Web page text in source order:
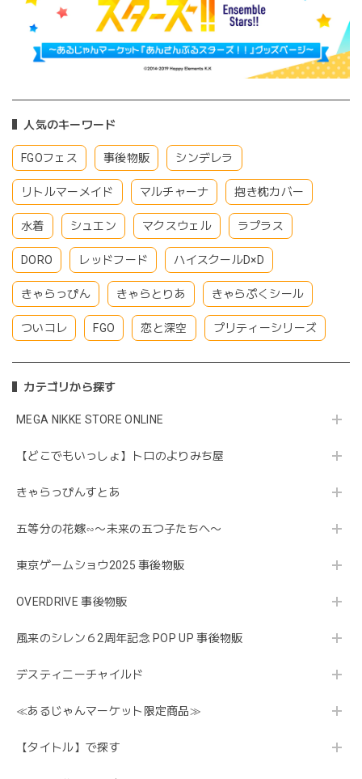
人気のキーワード
FGOフェス 事後物販 シンデレラ
リトルマーメイド マルチャーナ 抱き枕カバー
水着 シュエン マクスウェル ラプラス
DORO レッドフード ハイスクールD×D
きゃらっぴん きゃらとりあ きゃらぷくシール
ついコレ FGO 恋と深空 プリティーシリーズ
カテゴリから探す
MEGA NIKKE STORE ONLINE
【どこでもいっしょ】トロのよりみち屋
きゃらっぴんすとあ
五等分の花嫁∽〜未来の五つ子たちへ〜
東京ゲームショウ2025 事後物販
OVERDRIVE 事後物販
風来のシレン６2周年記念 POP UP 事後物販
デスティニーチャイルド
≪あるじゃんマーケット限定商品≫
【タイトル】で探す